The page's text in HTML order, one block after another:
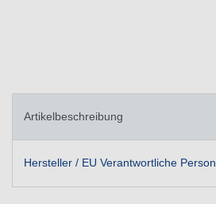
Artikelbeschreibung
Hersteller / EU Verantwortliche Person